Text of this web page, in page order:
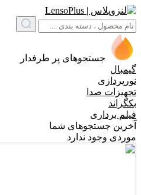
جستجوهای پر طرفدار
گیمبال
نورپردازی
تجهیزات صدا
بکگراند
فیلم برداری
آخرین جستجوهای شما
موردی وجود ندارد